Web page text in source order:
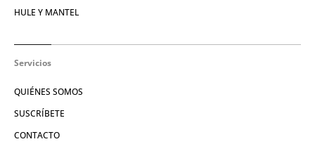
HULE Y MANTEL
Servicios
QUIÉNES SOMOS
SUSCRÍBETE
CONTACTO